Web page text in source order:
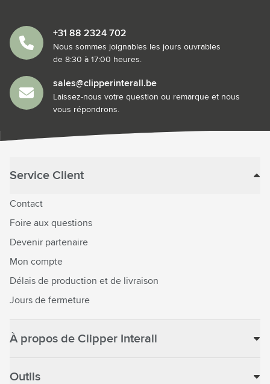
+31 88 2324 702
Nous sommes joignables les jours ouvrables
de 8:30 à 17:00 heures.
sales@clipperinterall.be
Laissez-nous votre question ou remarque et nous
vous répondrons.
Service Client
Contact
Foire aux questions
Devenir partenaire
Mon compte
Délais de production et de livraison
Jours de fermeture
À propos de Clipper Interall
Outils